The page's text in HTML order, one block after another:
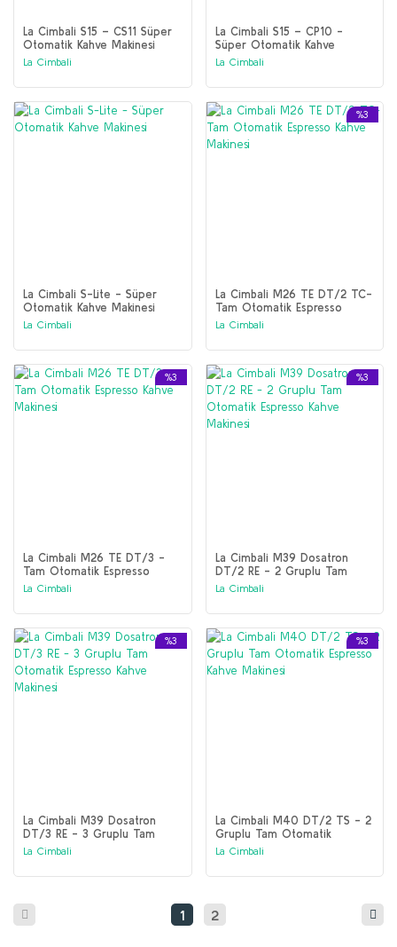
La Cimbali S15 – CS11 Süper
Otomatik Kahve Makinesi
La Cimbali
La Cimbali S15 – CP10 -
Süper Otomatik Kahve
Makinası
La Cimbali
La Cimbali S-Lite - Süper
Otomatik Kahve Makinesi
La Cimbali
%3
La Cimbali M26 TE DT/2 TC-
Tam Otomatik Espresso
Kahve Makinesi
La Cimbali
%3
La Cimbali M26 TE DT/3 -
Tam Otomatik Espresso
Kahve Makinesi
La Cimbali
%3
La Cimbali M39 Dosatron
DT/2 RE - 2 Gruplu Tam
Otomatik Espresso Kahve
La Cimbali
%3
La Cimbali M39 Dosatron
DT/3 RE - 3 Gruplu Tam
Otomatik Espresso Kahve
La Cimbali
%3
La Cimbali M40 DT/2 TS - 2
Gruplu Tam Otomatik
Espresso Kahve Makinesi
La Cimbali
1 2